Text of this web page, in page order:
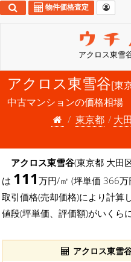
アクロス東雪
物件価格査定
アクロス東雪谷[東
中古マンションの価格相場
東京都
大
アクロス東雪谷(東京都 大田
は 111 万円/㎡ (坪単価 366
取引価格(売却価格)により計算
値段(坪単価、評価額)がいくら
アクロス東雪